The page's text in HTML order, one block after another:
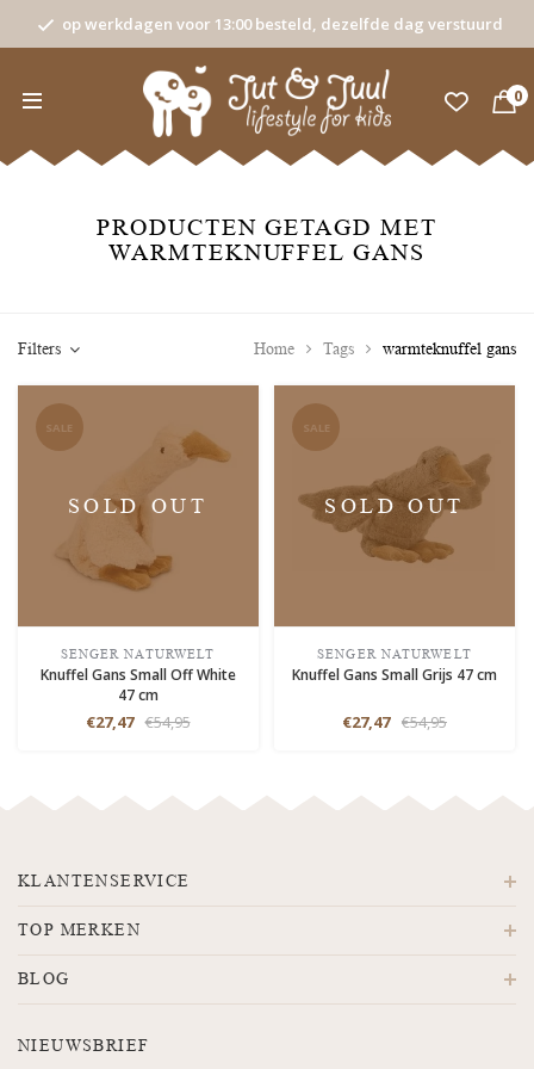
op werkdagen voor 13:00 besteld, dezelfde dag verstuurd
0
PRODUCTEN GETAGD MET
WARMTEKNUFFEL GANS
Filters Home Tags warmteknuffel gans
SALE
SOLD OUT
SENGER NATURWELT
Knuffel Gans Small Off White
47 cm
€27,47 €54,95
SALE
SOLD OUT
SENGER NATURWELT
Knuffel Gans Small Grijs 47 cm
€27,47 €54,95
KLANTENSERVICE
TOP MERKEN
BLOG
NIEUWSBRIEF